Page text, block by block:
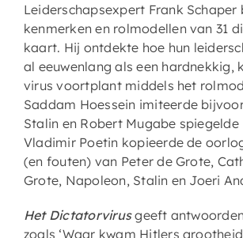
Leiderschapsexpert Frank Schaper
kenmerken en rolmodellen van 31
kaart. Hij ontdekte hoe hun
al eeuwenlang als een hardnekkig,
virus voortplant middels het
Saddam Hoessein imiteerde
Stalin en Robert Mugabe
Vladimir Poetin kopieerde de
(en fouten) van Peter de Grote,
Grote, Napoleon, Stalin en Joeri
Het Dictatorvirusgeeft
zoals ‘Waar kwam Hitlers